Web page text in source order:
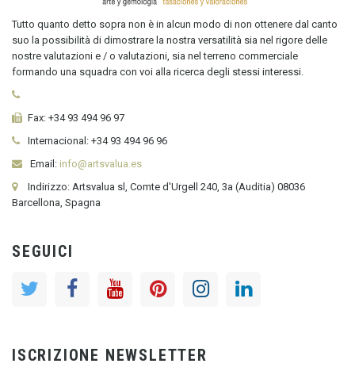
Tutto quanto detto sopra non è in alcun modo di non ottenere dal canto
suo la possibilità di dimostrare la nostra versatilità sia nel rigore delle
nostre valutazioni e / o valutazioni, sia nel terreno commerciale
formando una squadra con voi alla ricerca degli stessi interessi.
Fax: +34 93 494 96 97
Internacional: +34 93 494 96 96
Email: info@artsvalua.es
Indirizzo: Artsvalua sl, Comte d'Urgell 240, 3a (Auditia) 08036
Barcellona, Spagna
SEGUICI
ISCRIZIONE NEWSLETTER